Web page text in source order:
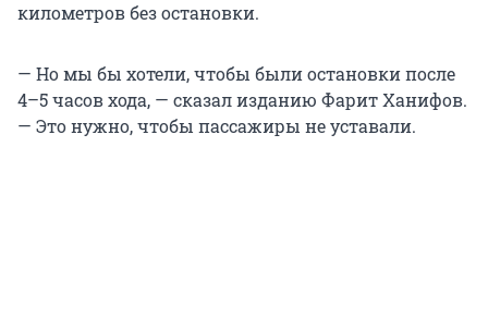
километров без остановки.
— Но мы бы хотели, чтобы были остановки после
4–5 часов хода, — сказал изданию Фарит Ханифов.
— Это нужно, чтобы пассажиры не уставали.